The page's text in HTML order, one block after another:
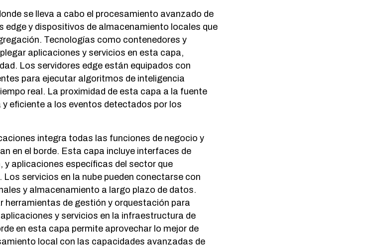
se lleva a cabo el procesamiento avanzado de
edge y dispositivos de almacenamiento locales que
Tecnologías como contenedores y
aplicaciones y servicios en esta capa,
Los servidores edge están equipados con
para ejecutar algoritmos de inteligencia
real. La proximidad de esta capa a la fuente
eficiente a los eventos detectados por los
integra todas las funciones de negocio y
en el borde. Esta capa incluye interfaces de
aplicaciones específicas del sector que
servicios en la nube pueden conectarse con
y almacenamiento a largo plazo de datos.
herramientas de gestión y orquestación para
y servicios en la infraestructura de
en esta capa permite aprovechar lo mejor de
local con las capacidades avanzadas de